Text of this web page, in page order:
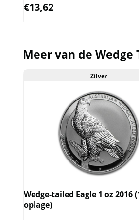
€13,62
Meer van de Wedge
Zilver
Wedge-tailed Eagle 1 oz 2016
oplage)